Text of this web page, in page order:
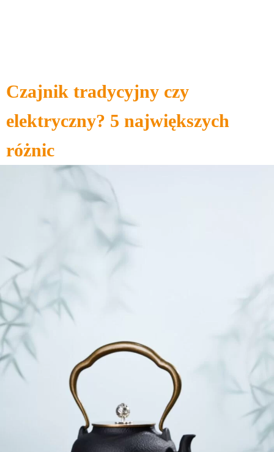
Czajnik tradycyjny czy
elektryczny? 5 największych
różnic